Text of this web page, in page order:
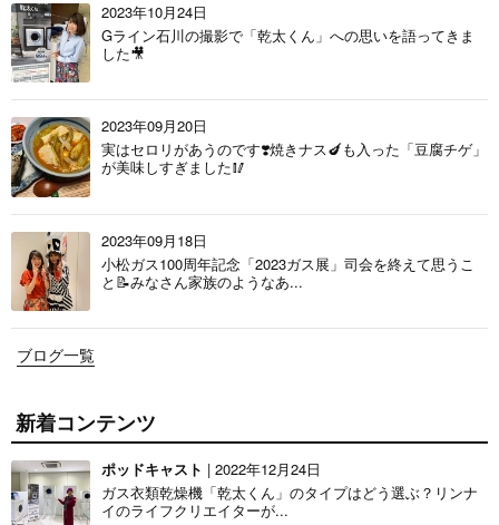
2023年10月24日
Gライン石川の撮影で「乾太くん」への思いを語ってきま
した🎥
2023年09月20日
実はセロリがあうのです❣️焼きナス🍆も入った「豆腐チゲ」
が美味しすぎました🥢
2023年09月18日
小松ガス100周年記念「2023ガス展」司会を終えて思うこ
と📝みなさん家族のようなあ...
ブログ一覧
新着コンテンツ
ポッドキャスト | 2022年12月24日
ガス衣類乾燥機「乾太くん」のタイプはどう選ぶ？リンナ
イのライフクリエイターが...